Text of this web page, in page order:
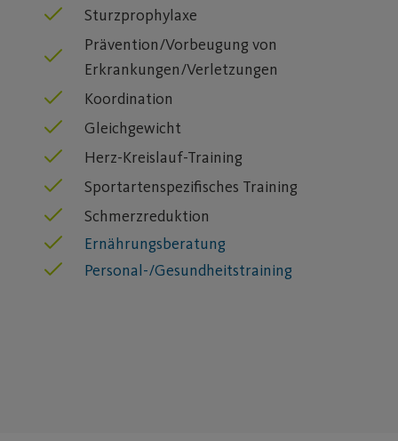
Sturzprophylaxe
Prävention/Vorbeugung von
Erkrankungen/Verletzungen
Koordination
Gleichgewicht
Herz-Kreislauf-Training
Sportartenspezifisches Training
Schmerzreduktion
Ernährungsberatung
Personal-/Gesundheitstraining